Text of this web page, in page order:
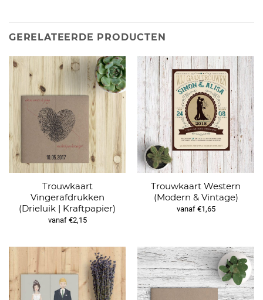
GERELATEERDE PRODUCTEN
Trouwkaart
Vingerafdrukken
(Drieluik | Kraftpapier)
vanaf €2,15
Trouwkaart Western
(Modern & Vintage)
vanaf €1,65